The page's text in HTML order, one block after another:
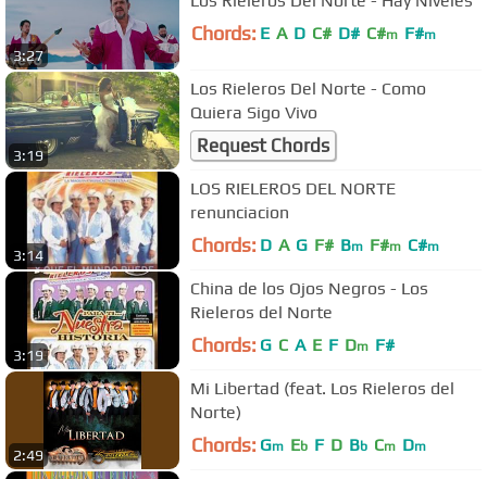
3:27
Chords: E A D C# D# C#m F#m
3:19
Los Rieleros Del Norte - Como
Quiera Sigo Vivo
Request Chords
3:14
LOS RIELEROS DEL NORTE
renunciacion
Chords: D A G F# Bm F#m C#m
3:19
China de los Ojos Negros - Los
Rieleros del Norte
Chords: G C A E F Dm F#
2:49
Mi Libertad (feat. Los Rieleros del
Norte)
Chords: Gm Eb F D Bb Cm Dm